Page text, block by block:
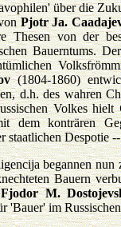
über die
Pjotr Ja.
Thesen von der
Bauerntums.
(1804-1860)
d.h. des wahren
Volkes hielt
dem konträren
Despotie
begannen
Bauern
Fjodor M.
'Bauer' im